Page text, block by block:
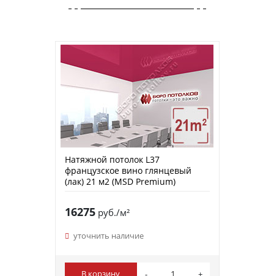
Натяжной потолок L37
французское вино глянцевый
(лак) 21 м2 (MSD Premium)
16275руб./м²
уточнить наличие
В корзину